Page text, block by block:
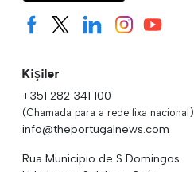
Kişiler
+351 282 341 100
(Chamada para a rede fixa nacional)
info@theportugalnews.com
Rua Municipio de S Domingos